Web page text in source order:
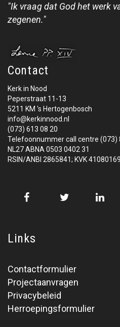
"Ik vraag dat God het werk
zegenen."
Contact
Kerk in Nood
Peperstraat 11-13
5211 KM 's Hertogenbosch
info@kerkinnood.nl
(073) 613 08 20
Telefoonnummer call centre (073)
NL27 ABNA 0503 0402 31
RSIN/ANBI 2865841; KVK 41080169
Links
Contactformulier
Projectaanvragen
Privacybeleid
Herroepingsformulier